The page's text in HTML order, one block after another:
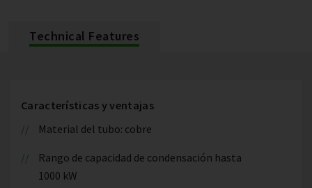
Technical Features
Características y ventajas
Material del tubo: cobre
Rango de capacidad de condensación hasta
1000 kW